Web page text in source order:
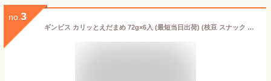
no. 3
ギンビス カリッとえだまめ 72g×6入 (最短当日出荷) (枝豆 スナック ノンフライ お菓子 景品 おやつ まとめ買い) (Y80) (レ) (本州送料無料)